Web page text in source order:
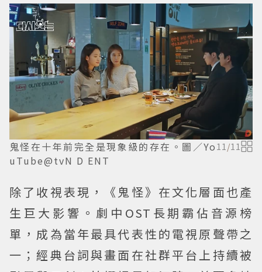
鬼怪在十年前完全是現象級的存在。圖／Yo
uTube@tvN D ENT
11 /11
除了收視表現，《鬼怪》在文化層面也產
生巨大影響。劇中OST長期霸佔音源榜
單，成為當年最具代表性的電視原聲帶之
一；經典台詞與畫面在社群平台上持續被